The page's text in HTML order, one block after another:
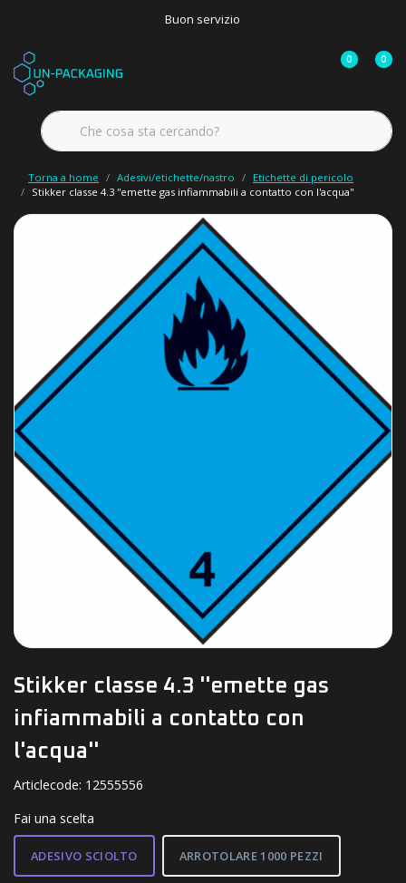
Buon servizio
0 0
Torna a home Adesivi/etichette/nastro
Etichette di pericolo
Stikker classe 4.3 ''emette gas infiammabili a contatto con l'acqua''
Stikker classe 4.3 ''emette gas
infiammabili a contatto con
l'acqua''
Articlecode: 12555556
Fai una scelta
ADESIVO SCIOLTO ARROTOLARE 1000 PEZZI